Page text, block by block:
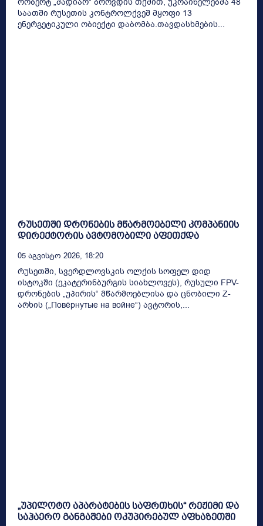
საათში რუსეთის კონტროლქვეშ მყოფი 13
ენერგეტიკული ობიექტი დაბომბა.თავდასხმების...
რუსეთში დრონების მწარმოებელი კომპანიის
დირექტორის ავტომობილი აფეთქდა
05 Აგვისტო 2026, 18:20
რუსეთში, სვერდლოვსკის ოლქის სოფელ დიდ
ისტოკში (ეკატერინბურგის სიახლოვეს), რუსული FPV-
დრონების „უპირის“ მწარმოებლისა და ცნობილი Z-
არხის („Повёрнутые на войне“) ავტორის,...
„უპილოტო აპარატების საფრთხის“ რეჟიმი და
საჰაერო განგაშები ოკუპირებულ აფხაზეთში